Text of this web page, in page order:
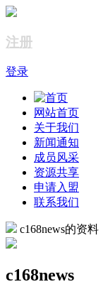
注册
登录
网站首页
关于我们
新闻通知
成员风采
资源共享
申请入盟
联系我们
c168news的资料
c168news